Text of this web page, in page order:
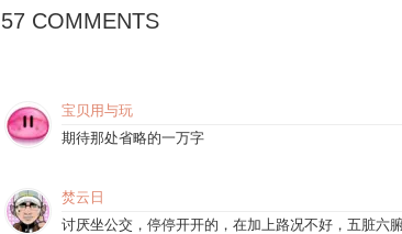
57 COMMENTS
宝贝用与玩
期待那处省略的一万字
焚云日
讨厌坐公交，停停开开的，在加上路况不好，五脏六腑